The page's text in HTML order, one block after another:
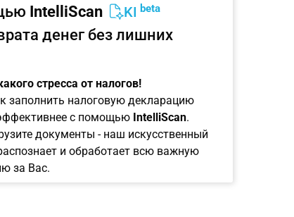
IntelliScan KI beta
денег без лишних
стресса от налогов!
заполнить налоговую декларацию
с помощью IntelliScan.
документы - наш искусственный
и обработает всю важную
за Вас.